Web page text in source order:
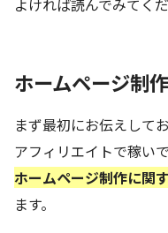
ホームページ制
まず最初にお伝えして
アフィリエイトで稼い
ホームページ制作に関
ます。